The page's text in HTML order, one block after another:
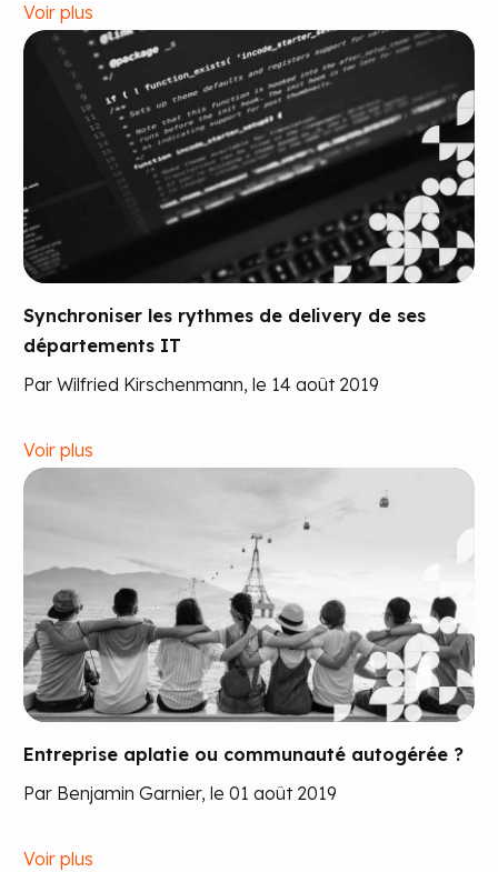
Voir plus
Synchroniser les rythmes de delivery de ses
départements IT
Par Wilfried Kirschenmann, le 14 août 2019
Voir plus
Entreprise aplatie ou communauté autogérée ?
Par Benjamin Garnier, le 01 août 2019
Voir plus